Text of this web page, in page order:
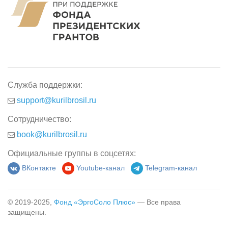
Служба поддержки:
support@kurilbrosil.ru
Сотрудничество:
book@kurilbrosil.ru
Официальные группы в соцсетях:
ВКонтакте Youtube-канал Telegram-канал
© 2019-2025, Фонд «ЭргоСоло Плюс» — Все права
защищены.